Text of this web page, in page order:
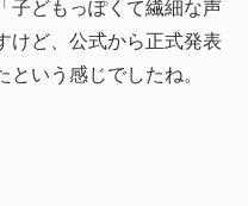
子どもっぽくて繊細な声
けど、公式から正式発表
いう感じでしたね。